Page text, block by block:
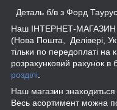
Деталь б/в з Форд
Наш ІНТЕРНЕТ-МАГАЗИН
(Нова Пошта, Делівері,
тільки по передоплаті на
розрахунковий рахунок
розділі
Наш магазин знаходиться
Весь асортимент можна